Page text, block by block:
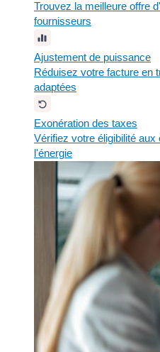
Trouvez la meilleure offre
fournisseurs
Ajustement de puissance
Réduisez votre facture en
adaptées
Exonération des taxes
Vérifiez votre éligibilité
l'énergie